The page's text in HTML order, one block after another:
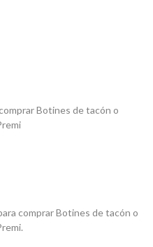
Botines de tacón o
comprar Botines de tacón o